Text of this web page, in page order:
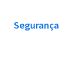
Segurança